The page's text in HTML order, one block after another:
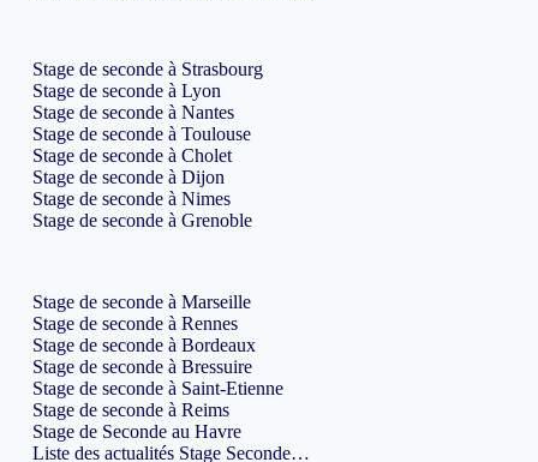
Stage de seconde à Strasbourg
Stage de seconde à Lyon
Stage de seconde à Nantes
Stage de seconde à Toulouse
Stage de seconde à Cholet
Stage de seconde à Dijon
Stage de seconde à Nimes
Stage de seconde à Grenoble
Stage de seconde à Marseille
Stage de seconde à Rennes
Stage de seconde à Bordeaux
Stage de seconde à Bressuire
Stage de seconde à Saint-Etienne
Stage de seconde à Reims
Stage de Seconde au Havre
Liste des actualités Stage Seconde…